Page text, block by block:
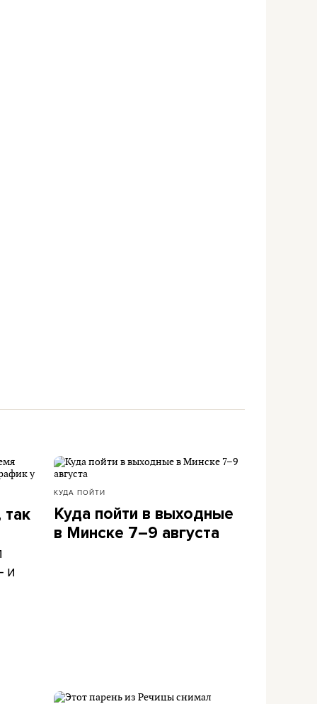
и
КУДА ПОЙТИ
Куда пойти в выходные
в Минске 7–9 августа